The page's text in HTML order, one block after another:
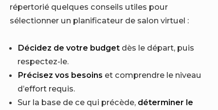
répertorié quelques conseils utiles pour
sélectionner un planificateur de salon virtuel :
Décidez de votre budget dès le départ, puis
respectez-le.
Précisez vos besoins et comprendre le niveau
d’effort requis.
Sur la base de ce qui précède, déterminer le